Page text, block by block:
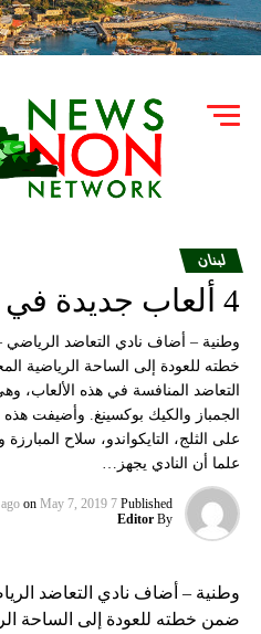
لبنان
4 ألعاب جديدة في نادي التعاضد
خطته للعودة إلى الساحة الرياضية
التعاضد المنافسة في هذه الألعاب،
الجمباز والكيك بوكسينغ. وأضيفت هذه
علما أن النادي يجهز…
Published
7 years ago
on May 7, 2019
By
Editor
ضمن خطته للعودة إلى الساحة